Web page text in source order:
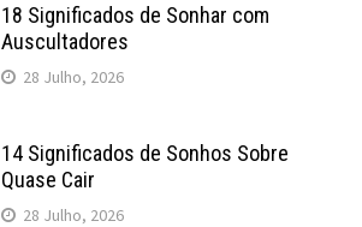
18 Significados de Sonhar com
Auscultadores
28 Julho, 2026
14 Significados de Sonhos Sobre
Quase Cair
28 Julho, 2026